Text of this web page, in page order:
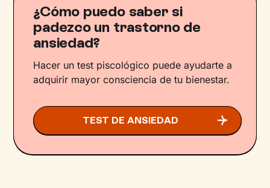
¿Cómo puedo saber si
padezco un trastorno de
ansiedad?
Hacer un test piscológico puede ayudarte a
adquirir mayor consciencia de tu bienestar.
TEST DE ANSIEDAD